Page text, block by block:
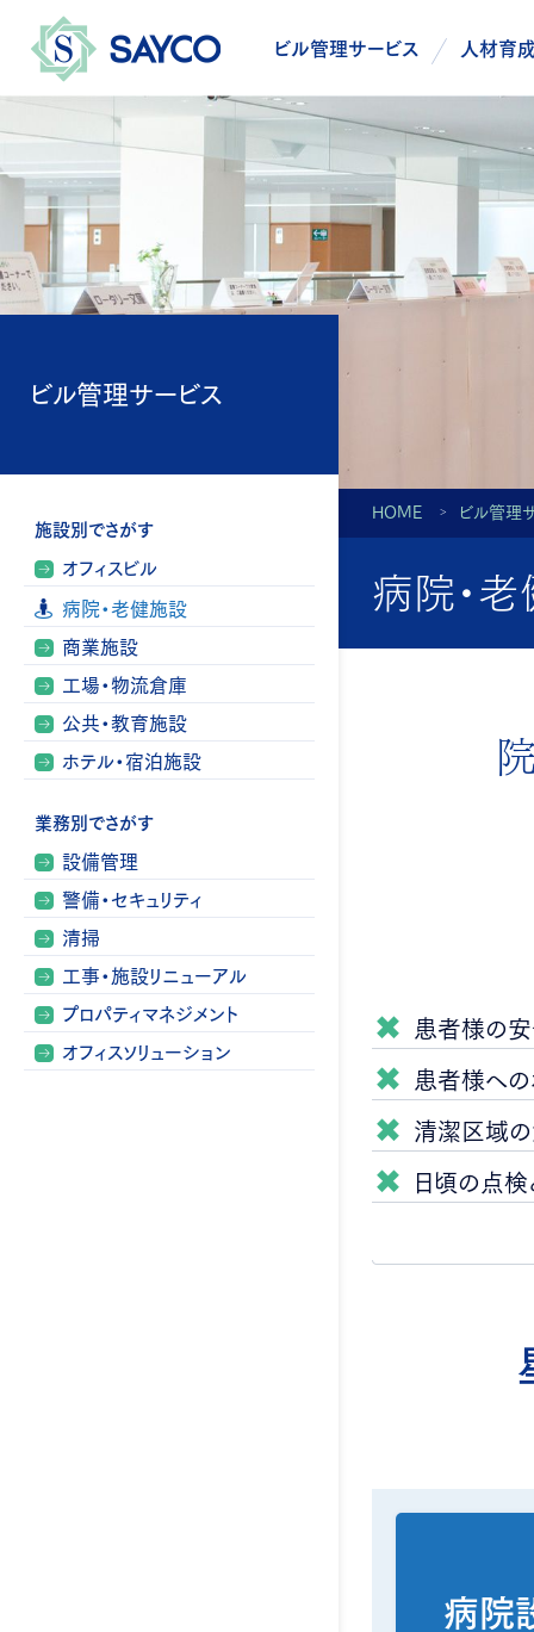
ビル管理サービス 人材育
HOME ビル管理
病院・
患者様の
患者様への
清潔区域
日頃の点検
病院
ビル管理サービス
施設別でさがす
オフィスビル
病院・老健施設
商業施設
工場・物流倉庫
公共・教育施設
ホテル・宿泊施設
業務別でさがす
設備管理
警備・セキュリティ
清掃
工事・施設リニューアル
プロパティマネジメント
オフィスソリューション